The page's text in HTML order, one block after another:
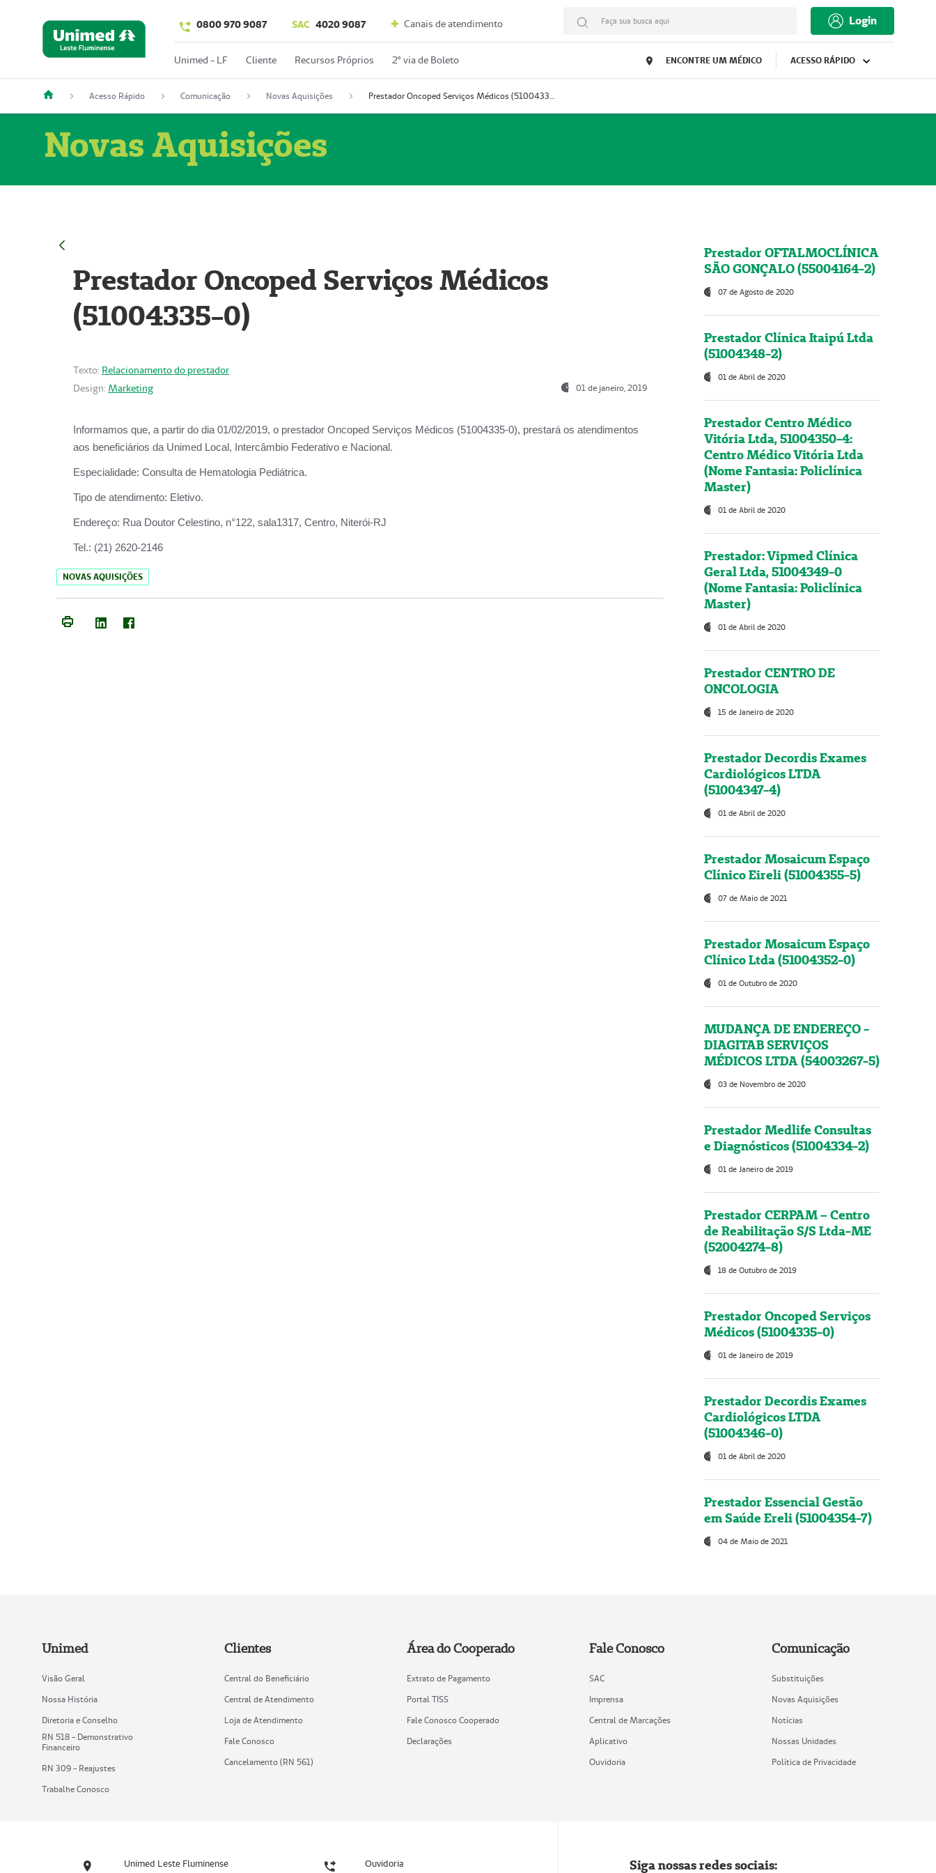
0800 970 9087 SAC 4020 9087 Canais de atendimento Faça sua busca aqui Login
Unimed - LF Cliente Recursos Próprios 2º via de Boleto ENCONTRE UM MÉDICO ACESSO RÁPIDO
Acesso Rápido Comunicação Novas Aquisições Prestador Oncoped Serviços Médicos (51004335-0)
Novas Aquisições
Prestador Oncoped Serviços Médicos
(51004335-0)
Texto: Relacionamento do prestador
Design: Marketing 01 de janeiro, 2019
Informamos que, a partir do dia 01/02/2019, o prestador Oncoped Serviços Médicos (51004335-0), prestará os atendimentos
aos beneficiários da Unimed Local, Intercâmbio Federativo e Nacional.
Especialidade: Consulta de Hematologia Pediátrica.
Tipo de atendimento: Eletivo.
Endereço: Rua Doutor Celestino, n°122, sala1317, Centro, Niterói-RJ
Tel.: (21) 2620-2146
NOVAS AQUISIÇÕES
Prestador OFTALMOCLÍNICA
SÃO GONÇALO (55004164-2)
07 de Agosto de 2020
Prestador Clínica Itaipú Ltda
(51004348-2)
01 de Abril de 2020
Prestador Centro Médico
Vitória Ltda, 51004350-4:
Centro Médico Vitória Ltda
(Nome Fantasia: Policlínica
Master)
01 de Abril de 2020
Prestador: Vipmed Clínica
Geral Ltda, 51004349-0
(Nome Fantasia: Policlínica
Master)
01 de Abril de 2020
Prestador CENTRO DE
ONCOLOGIA
15 de Janeiro de 2020
Prestador Decordis Exames
Cardiológicos LTDA
(51004347-4)
01 de Abril de 2020
Prestador Mosaicum Espaço
Clínico Eireli (51004355-5)
07 de Maio de 2021
Prestador Mosaicum Espaço
Clínico Ltda (51004352-0)
01 de Outubro de 2020
MUDANÇA DE ENDEREÇO -
DIAGITAB SERVIÇOS
MÉDICOS LTDA (54003267-5)
03 de Novembro de 2020
Prestador Medlife Consultas
e Diagnósticos (51004334-2)
01 de Janeiro de 2019
Prestador CERPAM – Centro
de Reabilitação S/S Ltda-ME
(52004274-8)
18 de Outubro de 2019
Prestador Oncoped Serviços
Médicos (51004335-0)
01 de Janeiro de 2019
Prestador Decordis Exames
Cardiológicos LTDA
(51004346-0)
01 de Abril de 2020
Prestador Essencial Gestão
em Saúde Ereli (51004354-7)
04 de Maio de 2021
Unimed
Visão Geral
Nossa História
Diretoria e Conselho
RN 518 - Demonstrativo
Financeiro
RN 309 - Reajustes
Trabalhe Conosco
Clientes
Central do Beneficiário
Central de Atendimento
Loja de Atendimento
Fale Conosco
Cancelamento (RN 561)
Área do Cooperado
Extrato de Pagamento
Portal TISS
Fale Conosco Cooperado
Declarações
Fale Conosco
SAC
Imprensa
Central de Marcações
Aplicativo
Ouvidoria
Comunicação
Substituições
Novas Aquisições
Notícias
Nossas Unidades
Política de Privacidade
Unimed Leste Fluminense Ouvidoria Siga nossas redes sociais: